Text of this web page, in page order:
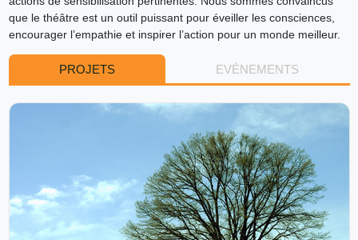
que le théâtre est un outil puissant pour éveiller les consciences,
encourager l’empathie et inspirer l’action pour un monde meilleur.
PROJETS EVÉNEMENTS